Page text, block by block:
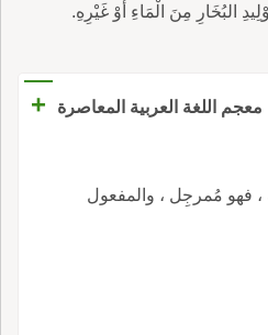
معجم اللغة العربية المعاصرة +
فهو مُمرجِل ، والمفعول